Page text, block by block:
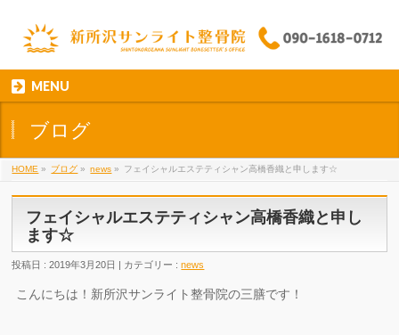
MENU
ブログ
HOME » ブログ » news » フェイシャルエステティシャン高橋香織と申します☆
フェイシャルエステティシャン高橋香織と申し
ます☆
投稿日 : 2019年3月20日 | カテゴリー :news
こんにちは！新所沢サンライト整骨院の三膳です！